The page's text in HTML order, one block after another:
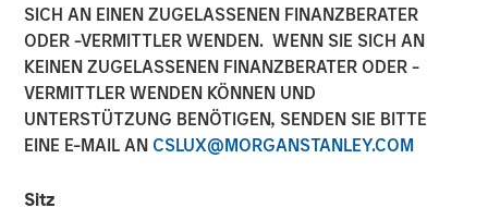
SICH AN EINEN ZUGELASSENEN FINANZBERATER
ODER -VERMITTLER WENDEN. WENN SIE SICH AN
KEINEN ZUGELASSENEN FINANZBERATER ODER -
VERMITTLER WENDEN KÖNNEN UND
UNTERSTÜTZUNG BENÖTIGEN, SENDEN SIE BITTE
EINE E-MAIL AN CSLUX@MORGANSTANLEY.COM
Sitz
NEW YORK — December 18, 2024
Morgan Stanley Investment Management, through
Estate Investing (MSREI), announced today it has